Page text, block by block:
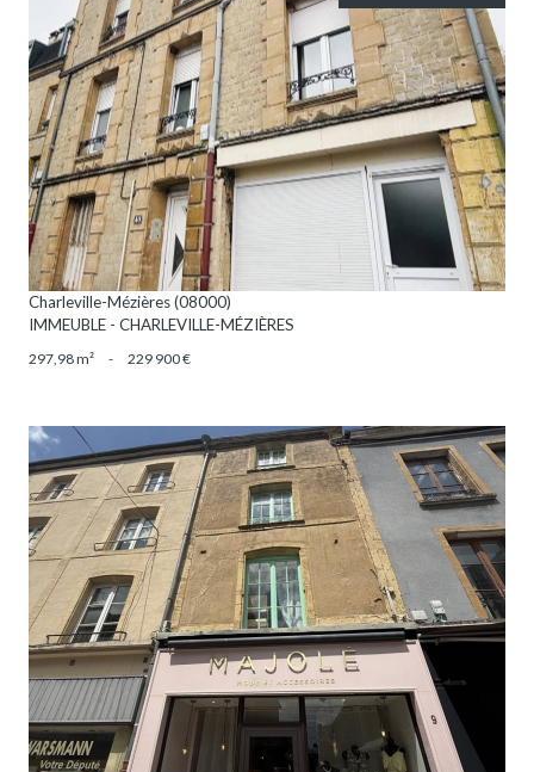
VOIR LE BIEN
Charleville-Mézières (08000)
IMMEUBLE - CHARLEVILLE-MÉZIÈRES
297,98 m² - 229 900 €
VOIR LE BIEN